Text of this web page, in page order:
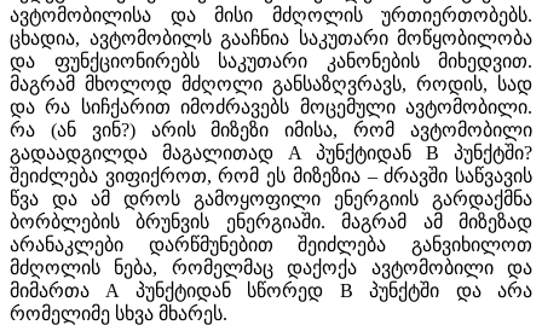
ავტომობილისა და მისი მძღოლის ურთიერთობებს.
ცხადია, ავტომობილს გააჩნია საკუთარი მოწყობილობა
და ფუნქციონირებს საკუთარი კანონების მიხედვით.
მაგრამ მხოლოდ მძღოლი განსაზღვრავს, როდის, სად
და რა სიჩქარით იმოძრავებს მოცემული ავტომობილი.
რა (ან ვინ?) არის მიზეზი იმისა, რომ ავტომობილი
გადაადგილდა მაგალითად A პუნქტიდან B პუნქტში?
შეიძლება ვიფიქროთ, რომ ეს მიზეზია – ძრავში საწვავის
წვა და ამ დროს გამოყოფილი ენერგიის გარდაქმნა
ბორბლების ბრუნვის ენერგიაში. მაგრამ ამ მიზეზად
არანაკლები დარწმუნებით შეიძლება განვიხილოთ
მძღოლის ნება, რომელმაც დაქოქა ავტომობილი და
მიმართა A პუნქტიდან სწორედ B პუნქტში და არა
რომელიმე სხვა მხარეს.